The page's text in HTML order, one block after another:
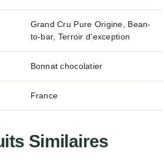
Grand Cru Pure Origine, Bean-
to-bar, Terroir d'exception
Bonnat chocolatier
France
Similaires